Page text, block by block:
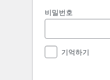
비밀번호
기억하기